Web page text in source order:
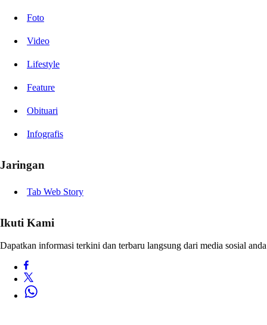
Foto
Video
Lifestyle
Feature
Obituari
Infografis
Jaringan
Tab Web Story
Ikuti Kami
Dapatkan informasi terkini dan terbaru langsung dari media sosial anda